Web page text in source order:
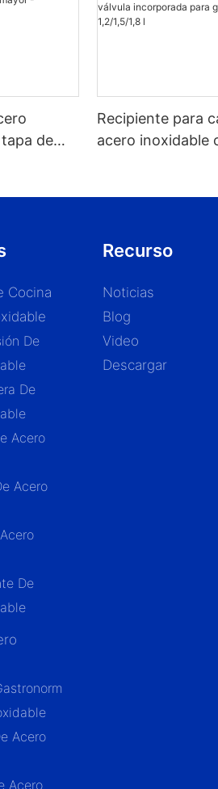
de
Recipiente para
acero inoxidable
Cocina
De
De
Acero
Acero
De
Acero
Acero
Recurso
Noticias
Blog
Video
Descargar